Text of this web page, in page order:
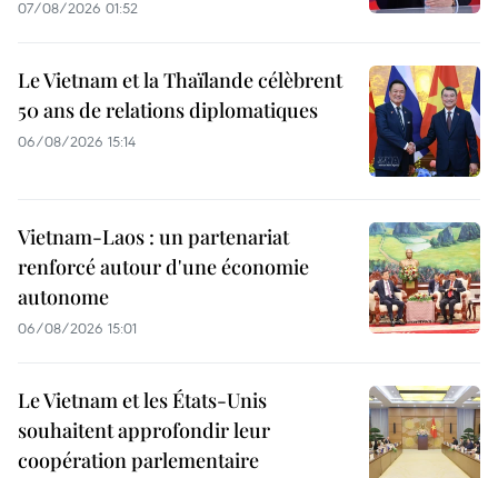
07/08/2026 01:52
Le Vietnam et la Thaïlande célèbrent
50 ans de relations diplomatiques
06/08/2026 15:14
Vietnam-Laos : un partenariat
renforcé autour d'une économie
autonome
06/08/2026 15:01
Le Vietnam et les États-Unis
souhaitent approfondir leur
coopération parlementaire